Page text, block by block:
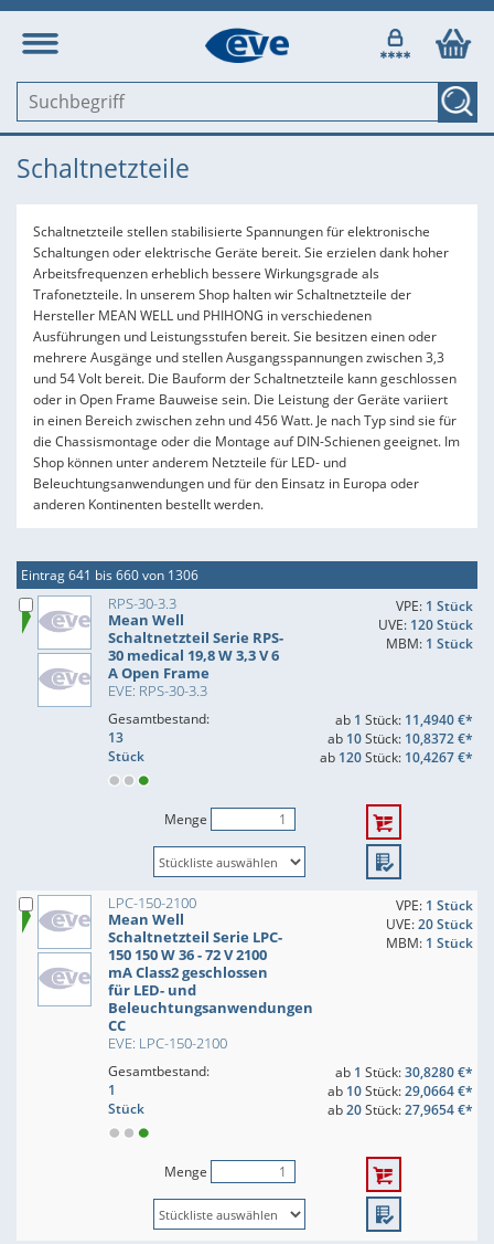
Schaltnetzteile
Schaltnetzteile stellen stabilisierte Spannungen für elektronische
Schaltungen oder elektrische Geräte bereit. Sie erzielen dank hoher
Arbeitsfrequenzen erheblich bessere Wirkungsgrade als
Trafonetzteile. In unserem Shop halten wir Schaltnetzteile der
Hersteller MEAN WELL und PHIHONG in verschiedenen
Ausführungen und Leistungsstufen bereit. Sie besitzen einen oder
mehrere Ausgänge und stellen Ausgangsspannungen zwischen 3,3
und 54 Volt bereit. Die Bauform der Schaltnetzteile kann geschlossen
oder in Open Frame Bauweise sein. Die Leistung der Geräte variiert
in einen Bereich zwischen zehn und 456 Watt. Je nach Typ sind sie für
die Chassismontage oder die Montage auf DIN-Schienen geeignet. Im
Shop können unter anderem Netzteile für LED- und
Beleuchtungsanwendungen und für den Einsatz in Europa oder
anderen Kontinenten bestellt werden.
Eintrag 641 bis 660 von 1306
RPS-30-3.3
Mean Well
Schaltnetzteil Serie RPS-
30 medical 19,8 W 3,3 V 6
A Open Frame
EVE: RPS-30-3.3
VPE: 1 Stück
UVE: 120 Stück
MBM: 1 Stück
Gesamtbestand:
13
Stück
ab 1 Stück: 11,4940 €*
ab 10Stück: 10,8372 €*
ab 120Stück: 10,4267 €*
Menge
LPC-150-2100
Mean Well
Schaltnetzteil Serie LPC-
150 150 W 36 - 72 V 2100
mA Class2 geschlossen
für LED- und
Beleuchtungsanwendungen
CC
EVE: LPC-150-2100
VPE: 1 Stück
UVE:20 Stück
MBM: 1 Stück
Gesamtbestand:
1
Stück
ab 1 Stück:30,8280 €*
ab 10Stück:29,0664 €*
ab20Stück:27,9654 €*
Menge